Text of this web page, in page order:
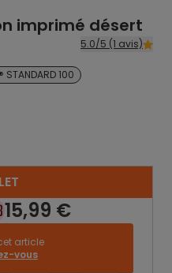
imprimé désert
5.0/5 (1 avis)
STANDARD 100
15,99 €
article
vous